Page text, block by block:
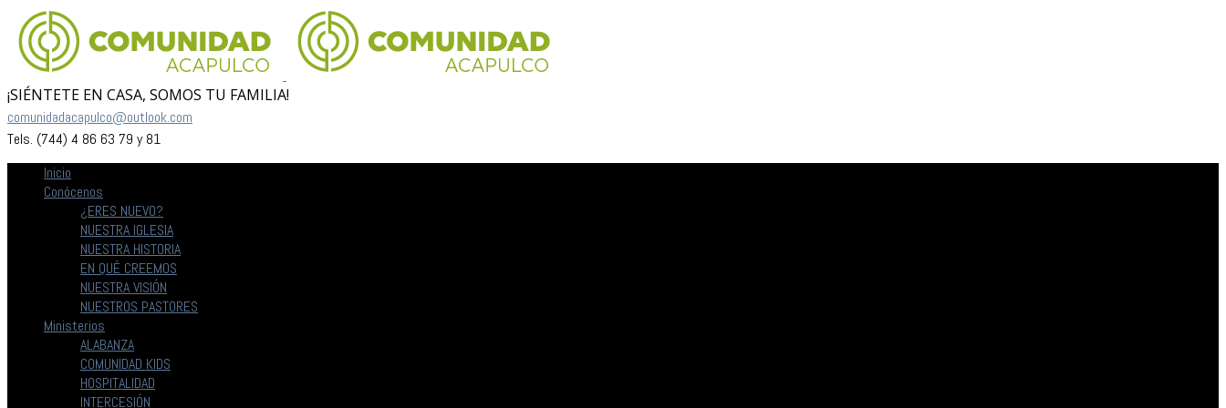
¡SIÉNTETE EN CASA, SOMOS TU FAMILIA!
comunidadacapulco@outlook.com
Tels. (744) 4 86 63 79 y 81
Inicio
Conócenos
¿ERES NUEVO?
NUESTRA IGLESIA
NUESTRA HISTORIA
EN QUÉ CREEMOS
NUESTRA VISIÓN
NUESTROS PASTORES
Ministerios
ALABANZA
COMUNIDAD KIDS
HOSPITALIDAD
INTERCESIÓN